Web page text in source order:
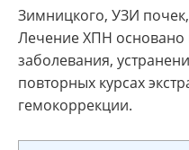
Зимницкого, УЗИ
Лечение ХПН основано
заболевания,
повторных курсах
гемокоррекции.